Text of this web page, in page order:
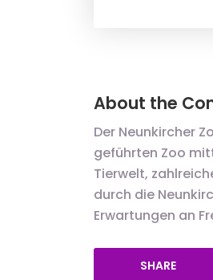
About the
Der Neunkircher
geführten Zoo
Tierwelt,
durch die
Erwartungen an
SHARE